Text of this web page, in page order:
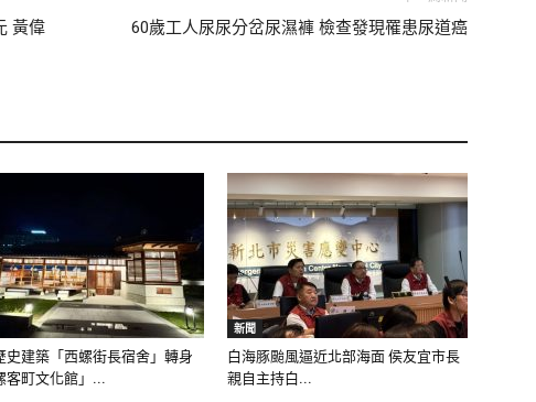
黃偉
60歲工人尿尿分岔尿濕褲 檢查發現罹患尿道癌
史建築「西螺街長宿舍」轉身
客町文化館」...
新聞
白海豚颱風逼近北部海面 侯友宜市長
親自主持白...